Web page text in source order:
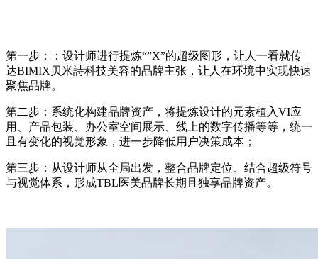
第一步：：设计师进行提炼“”X”的超级图形，让人一看就传
达BIMIX贝米詩科技美容的品牌主张，让人在环境中实现快速
聚焦品牌。
第二步：系统化构建品牌资产，将提炼设计的元素植入VI应
用、产品包装、办公室空间展示、线上的数字传播等等，统一
且有变化的视觉形象，进一步降低用户决策成本；
第三步：从设计师从全局出发，整合品牌定位、结合超级符号
与视觉体系，形成TBL医美品牌长期且独享品牌资产。